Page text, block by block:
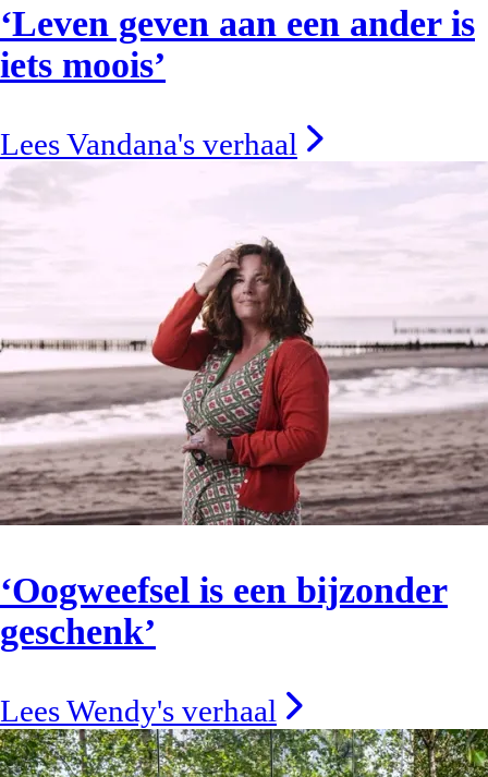
‘Leven geven aan een ander is
iets moois’
Lees Vandana's verhaal
‘Oogweefsel is een bijzonder
geschenk’
Lees Wendy's verhaal